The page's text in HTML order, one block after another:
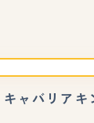
キャバリアキ